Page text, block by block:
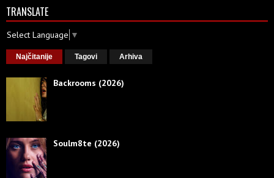
TRANSLATE
Select Language ▼
Najčitanije Tagovi Arhiva
Backrooms (2026)
Soulm8te (2026)